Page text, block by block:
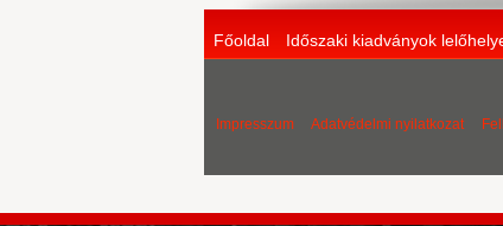
Főoldal Időszaki kiadványok
Impresszum Adatvédelmi nyilatkozat